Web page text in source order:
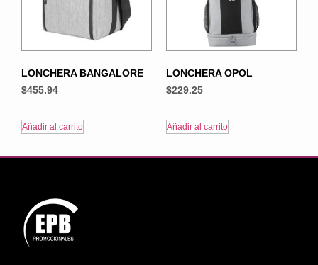
LONCHERA BANGALORE
$455.94
Añadir al carrito
LONCHERA OPOL
$229.25
Añadir al carrito